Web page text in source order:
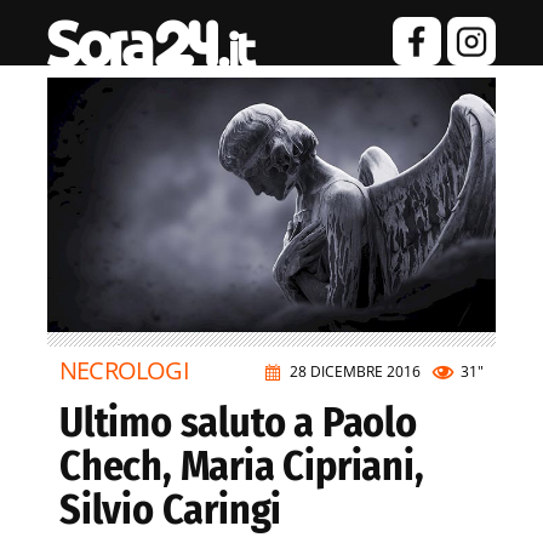
28 DICEMBRE 2016 31"
NECROLOGI
Ultimo saluto a Paolo
Chech, Maria Cipriani,
Silvio Caringi